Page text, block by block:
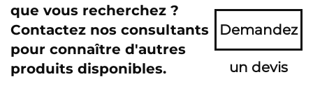
que vous recherchez ?
Contactez nos consultants
pour connaître d'autres
produits disponibles.
Demandez
un devis